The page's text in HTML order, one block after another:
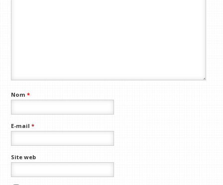
Nom*
E-mail*
Site web